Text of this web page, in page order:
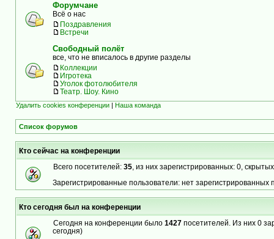
Форумчане
Всё о нас
Поздравления
Встречи
Свободный полёт
все, что не вписалось в другие разделы
Коллекции
Игротека
Уголок фотолюбителя
Театр. Шоу. Кино
Удалить cookies конференции | Наша команда
Список форумов
Кто сейчас на конференции
Всего посетителей: 35 , из них зарегистрированных: 0,
Зарегистрированные пользователи: нет зарегистрированных
Кто сегодня был на конференции
Сегодня на конференции было 1427 посетителей. Из них 0
сегодня)